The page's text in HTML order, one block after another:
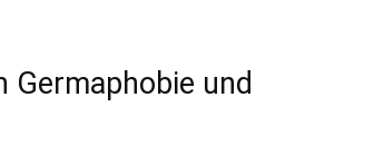
Germaphobie und